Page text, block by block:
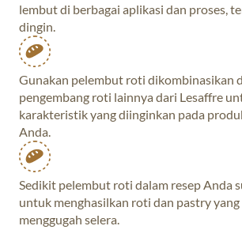
lembut di berbagai aplikasi dan proses,
dingin.
Gunakan pelembut roti dikombinasikan
pengembang roti lainnya dari Lesaffre
karakteristik yang diinginkan pada
Anda.
Sedikit pelembut roti dalam resep Anda
untuk menghasilkan roti dan pastry
menggugah selera.